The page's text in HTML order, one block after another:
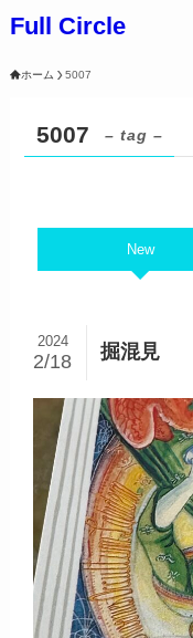
Full Circle
ホーム 5007
5007 – tag –
New
掘混見
2024
2/18